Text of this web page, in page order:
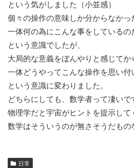
という気がしました（小並感）
個々の操作の意味しか分からなかっ
一体何の為にこんな事をしている
という意識でしたが、
大局的な意義をぼんやりと感じてか
一体どうやってこんな操作を思い
という意識に変わりました。
どちらにしても、数学者って凄いで
物理学だと宇宙がヒントを提示して
数学はそういうのが無さそうだも
日常